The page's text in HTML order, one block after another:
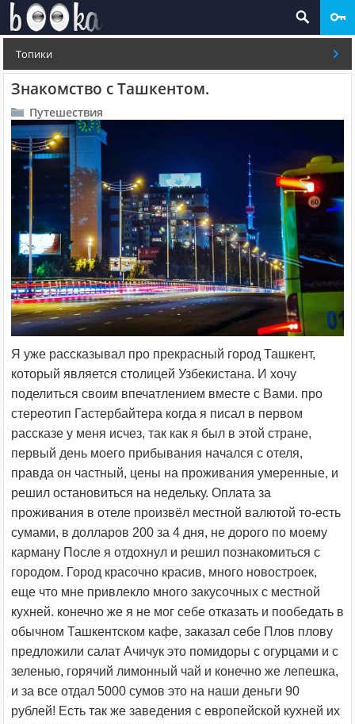
Топики
Знакомство с Ташкентом.
Путешествия
Я уже рассказывал про прекрасный город Ташкент,
который является столицей Узбекистана. И хочу
поделиться своим впечатлением вместе с Вами. про
стереотип Гастербайтера когда я писал в первом
рассказе у меня исчез, так как я был в этой стране,
первый день моего прибывания начался с отеля,
правда он частный, цены на проживания умеренные, и
решил остановиться на недельку. Оплата за
проживания в отеле произвёл местной валютой то-есть
сумами, в долларов 200 за 4 дня, не дорого по моему
карману После я отдохнул и решил познакомиться с
городом. Город красочно красив, много новостроек,
еще что мне привлекло много закусочных с местной
кухней. конечно же я не мог себе отказать и пообедать в
обычном Ташкентском кафе, заказал себе Плов плову
предложили салат Ачичук это помидоры с огурцами и с
зеленью, горячий лимонный чай и конечно же лепешка,
и за все отдал 5000 сумов это на наши деньги 90
рублей! Есть так же заведения с европейской кухней их